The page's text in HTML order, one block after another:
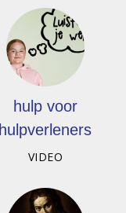
hulp voor
hulpverleners
VIDEO